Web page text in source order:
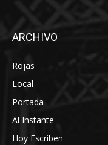
ARCHIVO
Rojas
Local
Portada
Al Instante
Hoy Escriben